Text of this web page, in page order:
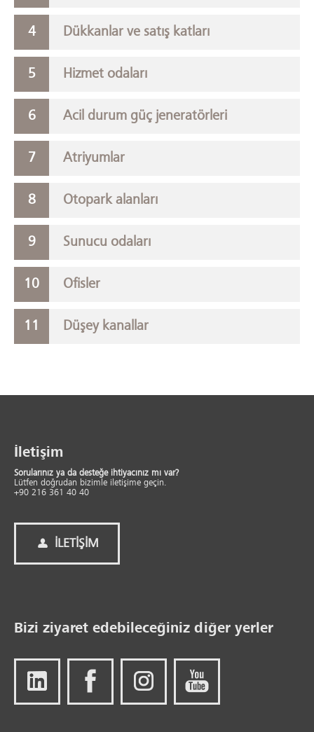
Dükkanlar ve satış katları
Hizmet odaları
Acil durum güç jeneratörleri
Atriyumlar
Otopark alanları
Sunucu odaları
Ofisler
Düşey kanallar
İletişim
Sorularınız ya da desteğe ihtiyacınız mı var?
Lütfen doğrudan bizimle iletişime geçin.
+90 216 361 40 40
İLETIŞIM
Bizi ziyaret edebileceğiniz diğer yerler